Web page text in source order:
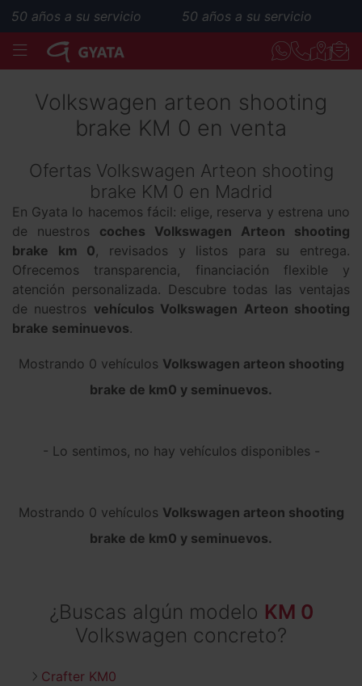
50 años a su servicio 50 años a su servicio
MENÚ
Volkswagen arteon shooting
brake KM 0 en venta
Ofertas Volkswagen Arteon shooting
brake KM 0 en Madrid
En Gyata lo hacemos fácil: elige, reserva y estrena uno
de nuestros coches Volkswagen Arteon shooting
brake km 0, revisados y listos para su entrega.
Ofrecemos transparencia, financiación flexible y
atención personalizada. Descubre todas las ventajas
de nuestros vehículos Volkswagen Arteon shooting
brake seminuevos.
Mostrando 0 vehículos Volkswagen arteon shooting
brake de km0 y seminuevos.
- Lo sentimos, no hay vehículos disponibles -
Mostrando 0 vehículos Volkswagen arteon shooting
brake de km0 y seminuevos.
¿Buscas algún modelo KM 0
Volkswagen concreto?
Crafter KM0